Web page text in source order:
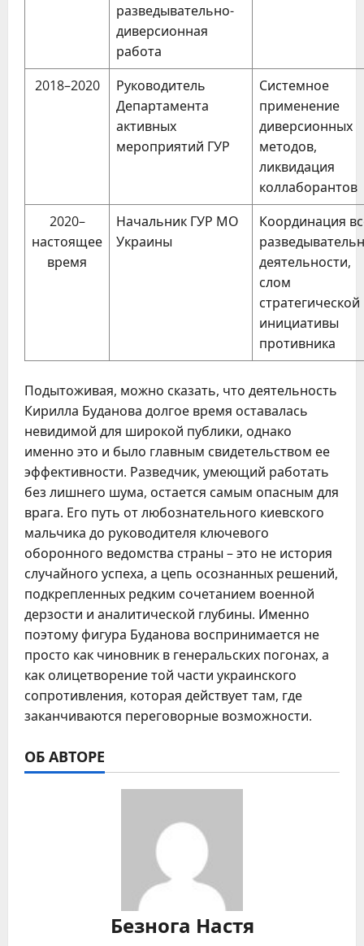
разведывательно-
диверсионная
работа
2018–2020
Руководитель
Департамента
активных
мероприятий ГУР
Системное
применение
диверсионных
методов,
ликвидация
коллаборантов
2020–
настоящее
время
Начальник ГУР МО
Украины
Координация
деятельности,
слом
стратегической
инициативы
противника
Подытоживая, можно сказать, что деятельность
Кирилла Буданова долгое время оставалась
невидимой для широкой публики, однако
именно это и было главным свидетельством ее
эффективности. Разведчик, умеющий работать
без лишнего шума, остается самым опасным для
врага. Его путь от любознательного киевского
мальчика до руководителя ключевого
оборонного ведомства страны – это не история
случайного успеха, а цепь осознанных решений,
подкрепленных редким сочетанием военной
дерзости и аналитической глубины. Именно
поэтому фигура Буданова воспринимается не
просто как чиновник в генеральских погонах, а
как олицетворение той части украинского
сопротивления, которая действует там, где
заканчиваются переговорные возможности.
ОБ АВТОРЕ
Безнога Настя